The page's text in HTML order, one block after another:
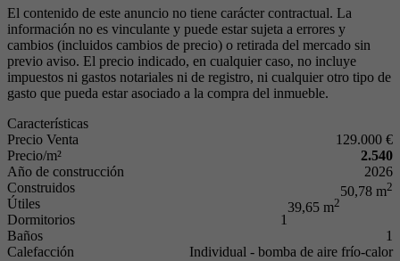
El contenido de este anuncio no tiene carácter contractual. La
información no es vinculante y puede estar sujeta a errores y
cambios (incluidos cambios de precio) o retirada del mercado sin
previo aviso. El precio indicado, en cualquier caso, no incluye
impuestos ni gastos notariales ni de registro, ni cualquier otro tipo de
gasto que pueda estar asociado a la compra del inmueble.
Características
Precio Venta
129.000 €
Precio/m²
2.540
Año de construcción
2026
Construidos
50,78 m2
Útiles 39,65 m2
Dormitorios
1
Baños
1
Calefacción
Individual - bomba de aire frío-calor